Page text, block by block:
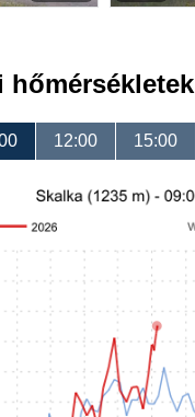
hőmérsékletek
12:00 15:00